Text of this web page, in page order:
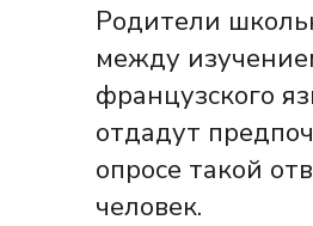
Родители
между
французского
отдадут
опросе такой
человек.